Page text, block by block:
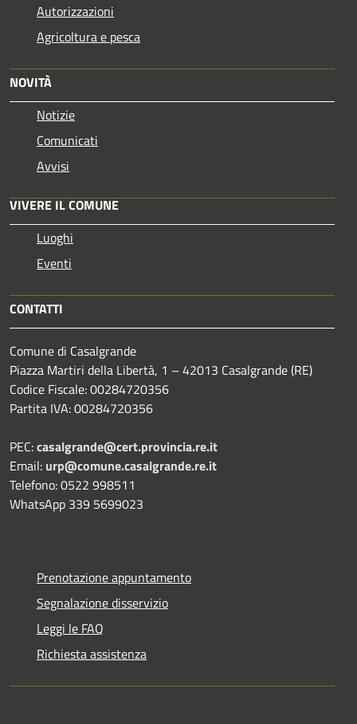
Autorizzazioni
Agricoltura e pesca
NOVITÀ
Notizie
Comunicati
Avvisi
VIVERE IL COMUNE
Luoghi
Eventi
CONTATTI
Comune di Casalgrande
Piazza Martiri della Libertà, 1 – 42013 Casalgrande (RE)
Codice Fiscale: 00284720356
Partita IVA: 00284720356
PEC:casalgrande@cert.provincia.re.it
Email: urp@comune.casalgrande.re.it
Telefono: 0522 998511
WhatsApp 339 5699023
Prenotazione appuntamento
Segnalazione disservizio
Leggi le FAQ
Richiesta assistenza